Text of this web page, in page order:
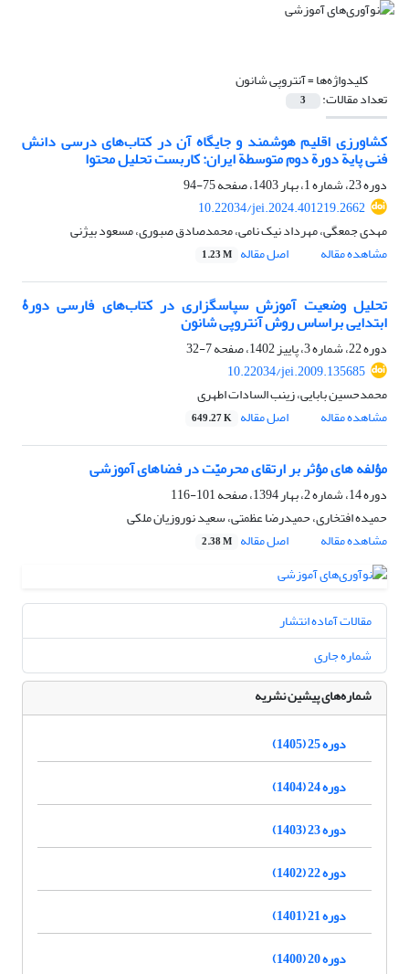
کلیدواژه‌ها =آنتروپی شانون
تعداد مقالات: 3
کشاورزی اقلیم هوشمند و جایگاه آن در کتاب‌های درسی دانش
فنی پایة دورة دوم متوسطة ایران: کاربست تحلیل محتوا
دوره 23، شماره 1، بهار 1403، صفحه
75-94
10.22034/jei.2024.401219.2662
مهدی جمعگی، مهرداد نیک نامی، محمدصادق صبوری، مسعود بیژنی
مشاهده مقاله
اصل مقاله 1.23 M
تحلیل وضعیت آموزش سپاسگزاری در کتاب‌های فارسی دورۀ
ابتدایی براساس روش آنتروپی شانون
دوره 22، شماره 3، پاییز 1402، صفحه
7-32
10.22034/jei.2009.135685
محمدحسین بابایی، زینب السادات اطهری
مشاهده مقاله
اصل مقاله 649.27 K
مؤلفه های مؤثر بر ارتقای محرمیّت در فضاهای آموزشی
دوره 14، شماره 2، بهار 1394، صفحه
101-116
حمیده افتخاری، حمیدرضا عظمتی، سعید نوروزیان ملکی
مشاهده مقاله
اصل مقاله 2.38 M
مقالات آماده انتشار
شماره جاری
شماره‌های پیشین نشریه
دوره 25 (1405)
دوره 24 (1404)
دوره 23 (1403)
دوره 22 (1402)
دوره 21 (1401)
دوره 20 (1400)